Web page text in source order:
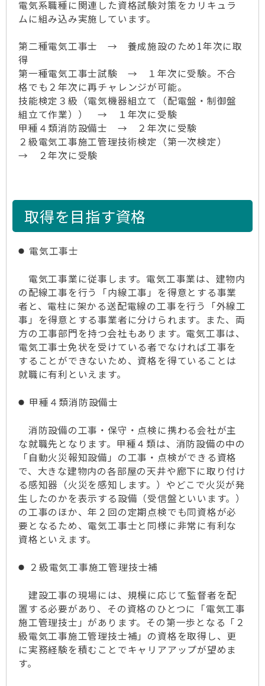
電気系職種に関連した資格試験対策をカリキュラ
ムに組み込み実施しています。
第二種電気工事士 → 養成施設のため1年次に取
得
第一種電気工事士試験 → １年次に受験。不合
格でも２年次に再チャレンジが可能。
技能検定３級（電気機器組立て（配電盤・制御盤
組立て作業）） → １年次に受験
甲種４類消防設備士 → ２年次に受験
２級電気工事施工管理技術検定（第一次検定）
→ ２年次に受験
取得を目指す資格
電気工事士
電気工事業に従事します。電気工事業は、建物内
の配線工事を行う「内線工事」を得意とする事業
者と、電柱に架かる送配電線の工事を行う「外線工
事」を得意とする事業者に分けられます。また、両
方の工事部門を持つ会社もあります。電気工事は、
電気工事士免状を受けている者でなければ工事を
することができないため、資格を得ていることは
就職に有利といえます。
甲種４類消防設備士
消防設備の工事・保守・点検に携わる会社が主
な就職先となります。甲種４類は、消防設備の中の
「自動火災報知設備」の工事・点検ができる資格
で、大きな建物内の各部屋の天井や廊下に取り付け
る感知器（火災を感知します。）やどこで火災が発
生したのかを表示する設備（受信盤といいます。）
の工事のほか、年２回の定期点検でも同資格が必
要となるため、電気工事士と同様に非常に有利な
資格といえます。
２級電気工事施工管理技士補
建設工事の現場には、規模に応じて監督者を配
置する必要があり、その資格のひとつに「電気工事
施工管理技士」があります。その第一歩となる「２
級電気工事施工管理技士補」の資格を取得し、更
に実務経験を積むことでキャリアアップが望めま
す。